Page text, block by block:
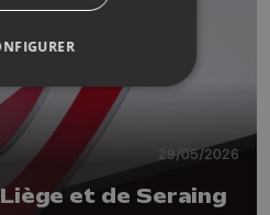
29/05/2026
et de Seraing